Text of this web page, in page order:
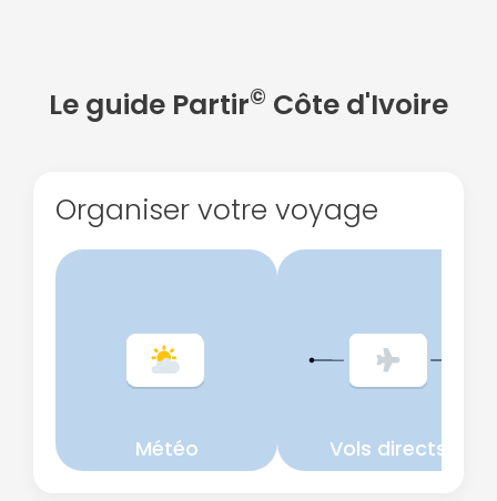
Le guide Partir© Côte d'Ivoire
Organiser votre voyage
Météo Vols directs